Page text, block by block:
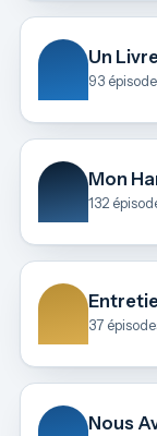
Un
93
132
37
Nous